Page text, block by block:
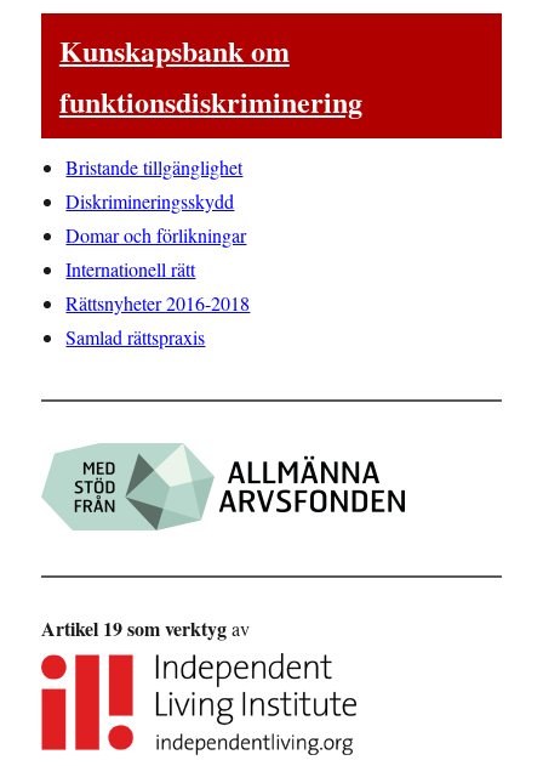
Kunskapsbank om
funktionsdiskriminering
Bristande tillgänglighet
Diskrimineringsskydd
Domar och förlikningar
Internationell rätt
Rättsnyheter 2016-2018
Samlad rättspraxis
Artikel 19 som verktygav